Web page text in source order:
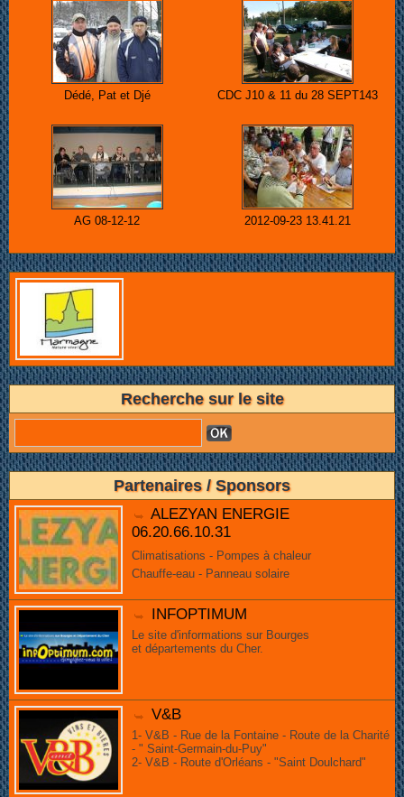
Dédé, Pat et Djé CDC J10 & 11 du 28 SEPT143
AG 08-12-12 2012-09-23 13.41.21
Recherche sur le site
Partenaires / Sponsors
ALEZYAN ENERGIE
06.20.66.10.31
Climatisations - Pompes à chaleur
Chauffe-eau - Panneau solaire
INFOPTIMUM
Le site d'informations sur Bourges
et départements du Cher.
V&B
1- V&B - Rue de la Fontaine - Route de la Charité
- " Saint-Germain-du-Puy"
2- V&B - Route d'Orléans - "Saint Doulchard"